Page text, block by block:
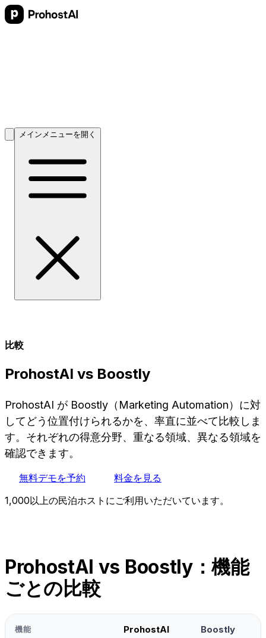
メインメニューを開く
比較
ProhostAI vs Boostly
ProhostAI が Boostly（Marketing Automation）に対
してどう位置付けられるかを、率直に並べて比較しま
す。それぞれの得意分野、重なる領域、異なる領域を
確認できます。
無料デモを予約
料金を見る
1,000以上の民泊ホストにご利用いただいています。
ProhostAI vs Boostly：機能
ごとの比較
機能 ProhostAI Boostly